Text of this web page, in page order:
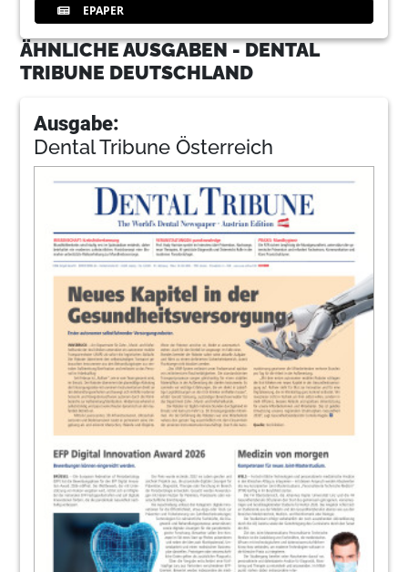
EPAPER
ÄHNLICHE AUSGABEN - DENTAL
TRIBUNE DEUTSCHLAND
Ausgabe:
Dental Tribune Österreich